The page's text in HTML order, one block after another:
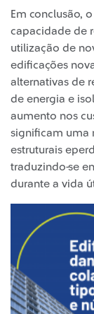
Em conclusão,
capacidade de
utilização de
edificações
alternativas de
de energia e
aumento nos
significam uma
estruturais
traduzindo-se
durante a vida